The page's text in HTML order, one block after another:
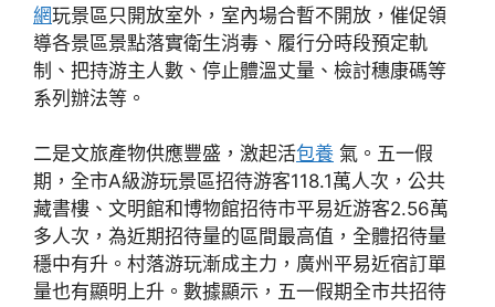
網玩景區只開放室外，室內場合暫不開放，催促領
導各景區景點落實衛生消毒、履行分時段預定軌
制、把持游主人數、停止體溫丈量、檢討穗康碼等
系列辦法等。
二是文旅產物供應豐盛，激起活包養 氣。五一假
期，全市A級游玩景區招待游客118.1萬人次，公共
藏書樓、文明館和博物館招待市平易近游客2.56萬
多人次，為近期招待量的區間最高值，全體招待量
穩中有升。村落游玩漸成主力，廣州平易近宿訂單
量也有顯明上升。數據顯示，五一假期全市共招待